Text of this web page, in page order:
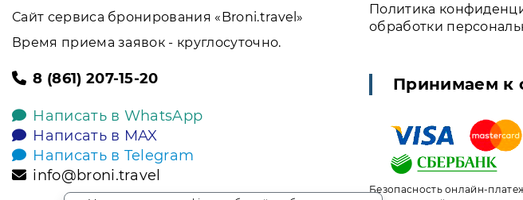
Сайт сервиса бронирования «Broni.travel»
Время приема заявок - круглосуточно.
8 (861) 207-15-20
Написать в WhatsApp
Написать в MAX
Написать в Telegram
info@broni.travel
Политика
обработки
Принимаем к
Безопасность онлайн-